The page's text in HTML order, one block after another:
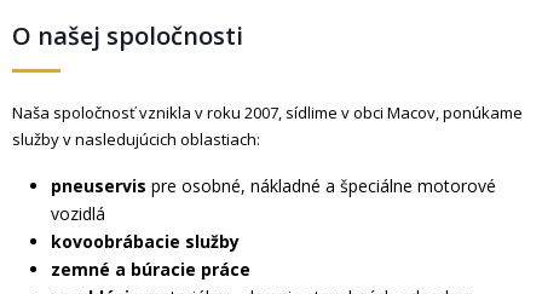
O našej spoločnosti
Naša spoločnosť vznikla v roku 2007, sídlime v obci Macov, ponúkame
služby v nasledujúcich oblastiach:
pneuservis pre osobné, nákladné a špeciálne motorové
vozidlá
kovoobrábacie služby
zemné a búracie práce